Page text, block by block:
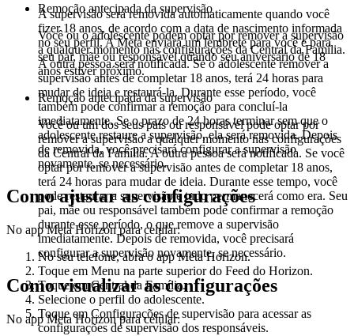
Remoção antecipada da supervisão
Você ou o adolescente podem optar por remover a supervisão
a qualquer momento nas configurações da Central da Família.
A outra pessoa será notificada. Se o adolescente remover a
supervisão antes de completar 18 anos, terá 24 horas para
mudar de ideia e restaurá-la. Durante esse período, você
também pode confirmar a remoção para concluí-la
imediatamente. Se o prazo de 24 horas terminar sem que o
adolescente restaure a supervisão, ela será removida. Depois
de removida, você precisará configurar a supervisão
novamente, se necessário.
Como ajustar as configurações
No app Meta Horizon para celular:
No seu telefone, abra o app Meta Horizon.
Toque em Menu na parte superior do Feed do Horizon.
Toque emCentral da Família.
Selecione o perfil do adolescente.
Toque em Configurações de supervisão para acessar as
configurações de supervisão dos responsáveis.
A supervisão será removida automaticamente quando você
fizer 18 anos, de acordo com a data de nascimento informada
no seu perfil. A Meta enviará um lembrete para você e para
seu pai, mãe ou responsável quando seu aniversário de 18
anos estiver próximo.
Remoção antecipada da supervisão
Você ou um dos seus pais ou responsável pode optar por
remover a supervisão a qualquer momento nas configurações
da Central da Família. A outra pessoa será notificada. Se você
optar por remover a supervisão antes de completar 18 anos,
terá 24 horas para mudar de ideia. Durante esse tempo, você
pode restaurar a supervisão e tudo permanecerá como era. Seu
pai, mãe ou responsável também pode confirmar a remoção
durante esse período, o que remove a supervisão
imediatamente. Depois de removida, você precisará
configurar a supervisão novamente, se necessário.
Como visualizar as configurações
No app Meta Horizon para celular: